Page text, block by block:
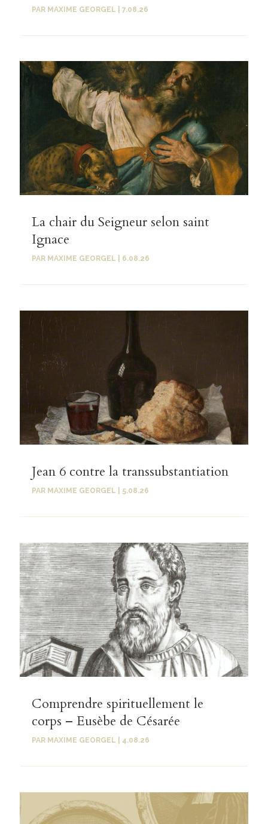
PAR MAXIME GEORGEL 7.08.26
La chair du Seigneur selon saint
Ignace
PAR MAXIME GEORGEL 6.08.26
Jean 6 contre la transsubstantiation
PAR MAXIME GEORGEL 5.08.26
Comprendre spirituellement le
corps – Eusèbe de Césarée
PAR MAXIME GEORGEL 4.08.26